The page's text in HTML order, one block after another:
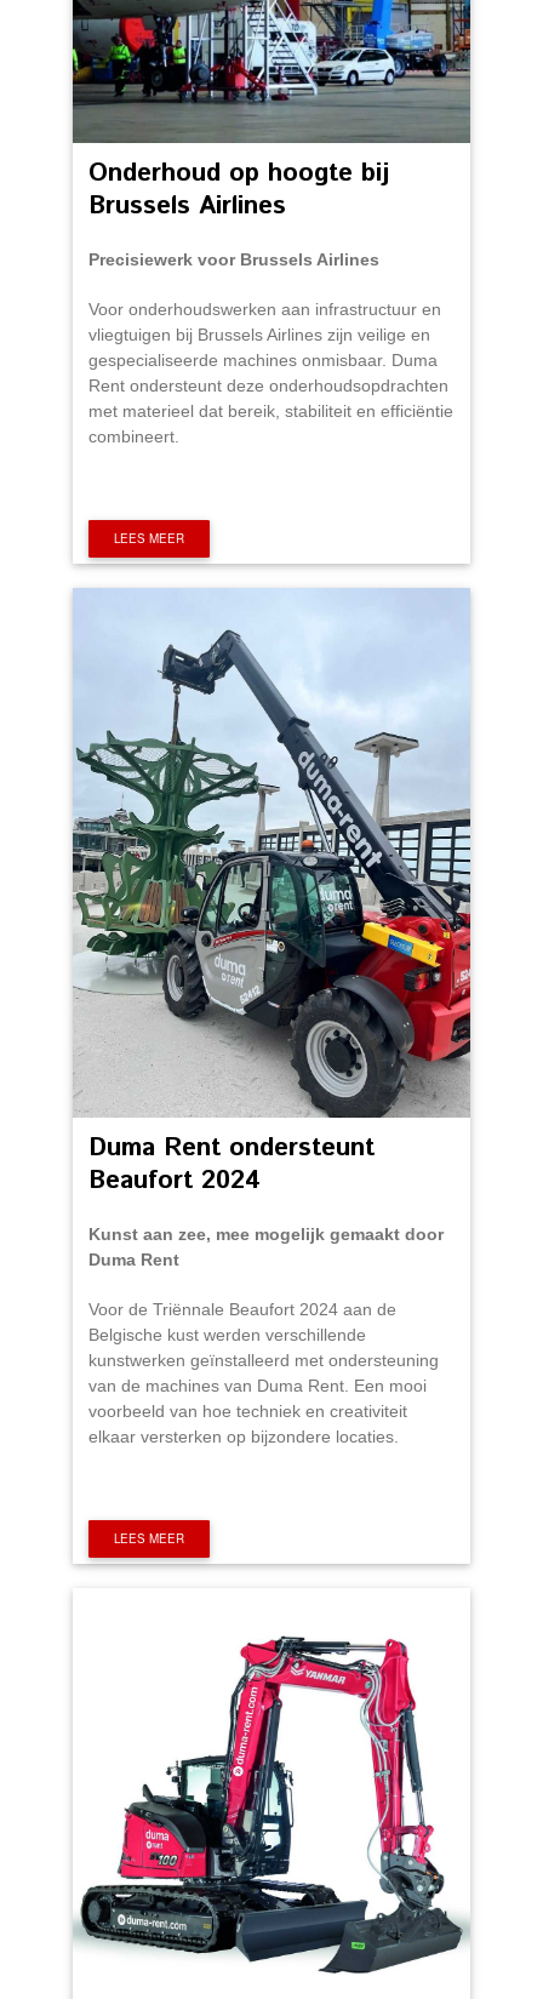
Onderhoud op hoogte bij
Brussels Airlines
Precisiewerk voor Brussels Airlines
Voor onderhoudswerken aan infrastructuur en
vliegtuigen bij Brussels Airlines zijn veilige en
gespecialiseerde machines onmisbaar. Duma
Rent ondersteunt deze onderhoudsopdrachten
met materieel dat bereik, stabiliteit en efficiëntie
combineert.
LEES MEER
Duma Rent ondersteunt
Beaufort 2024
Kunst aan zee, mee mogelijk gemaakt door
Duma Rent
Voor de Triënnale Beaufort 2024 aan de
Belgische kust werden verschillende
kunstwerken geïnstalleerd met ondersteuning
van de machines van Duma Rent. Een mooi
voorbeeld van hoe techniek en creativiteit
elkaar versterken op bijzondere locaties.
LEES MEER